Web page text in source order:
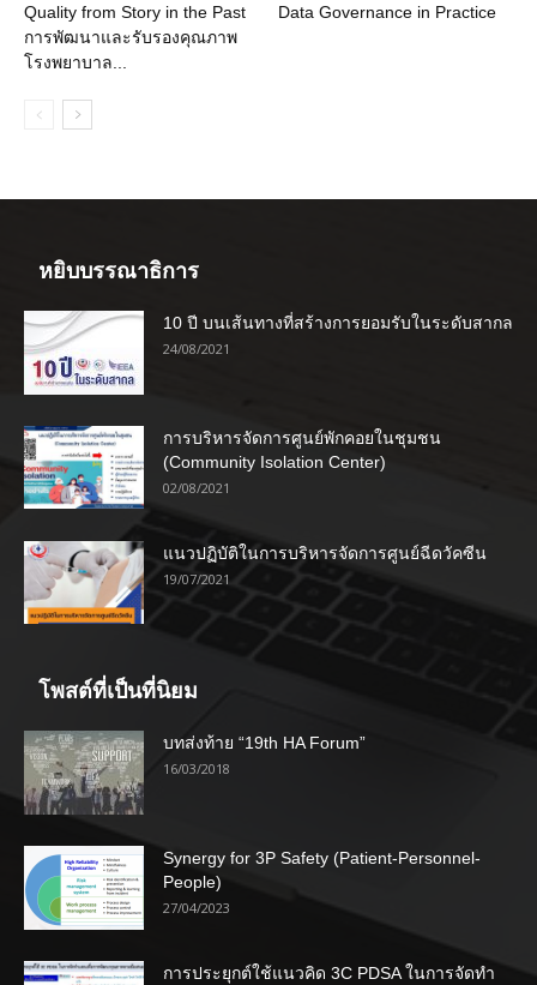
Quality from Story in the Past
การพัฒนาและรับรองคุณภาพ
โรงพยาบาล...
Data Governance in Practice
หยิบบรรณาธิการ
10 ปี บนเส้นทางที่สร้างการยอมรับในระดับสากล
24/08/2021
การบริหารจัดการศูนย์พักคอยในชุมชน
(Community Isolation Center)
02/08/2021
แนวปฏิบัติในการบริหารจัดการศูนย์ฉีดวัคซีน
19/07/2021
โพสต์ที่เป็นที่นิยม
บทส่งท้าย “19th HA Forum”
16/03/2018
Synergy for 3P Safety (Patient-Personnel-
People)
27/04/2023
การประยุกต์ใช้แนวคิด 3C PDSA ในการจัดทำ